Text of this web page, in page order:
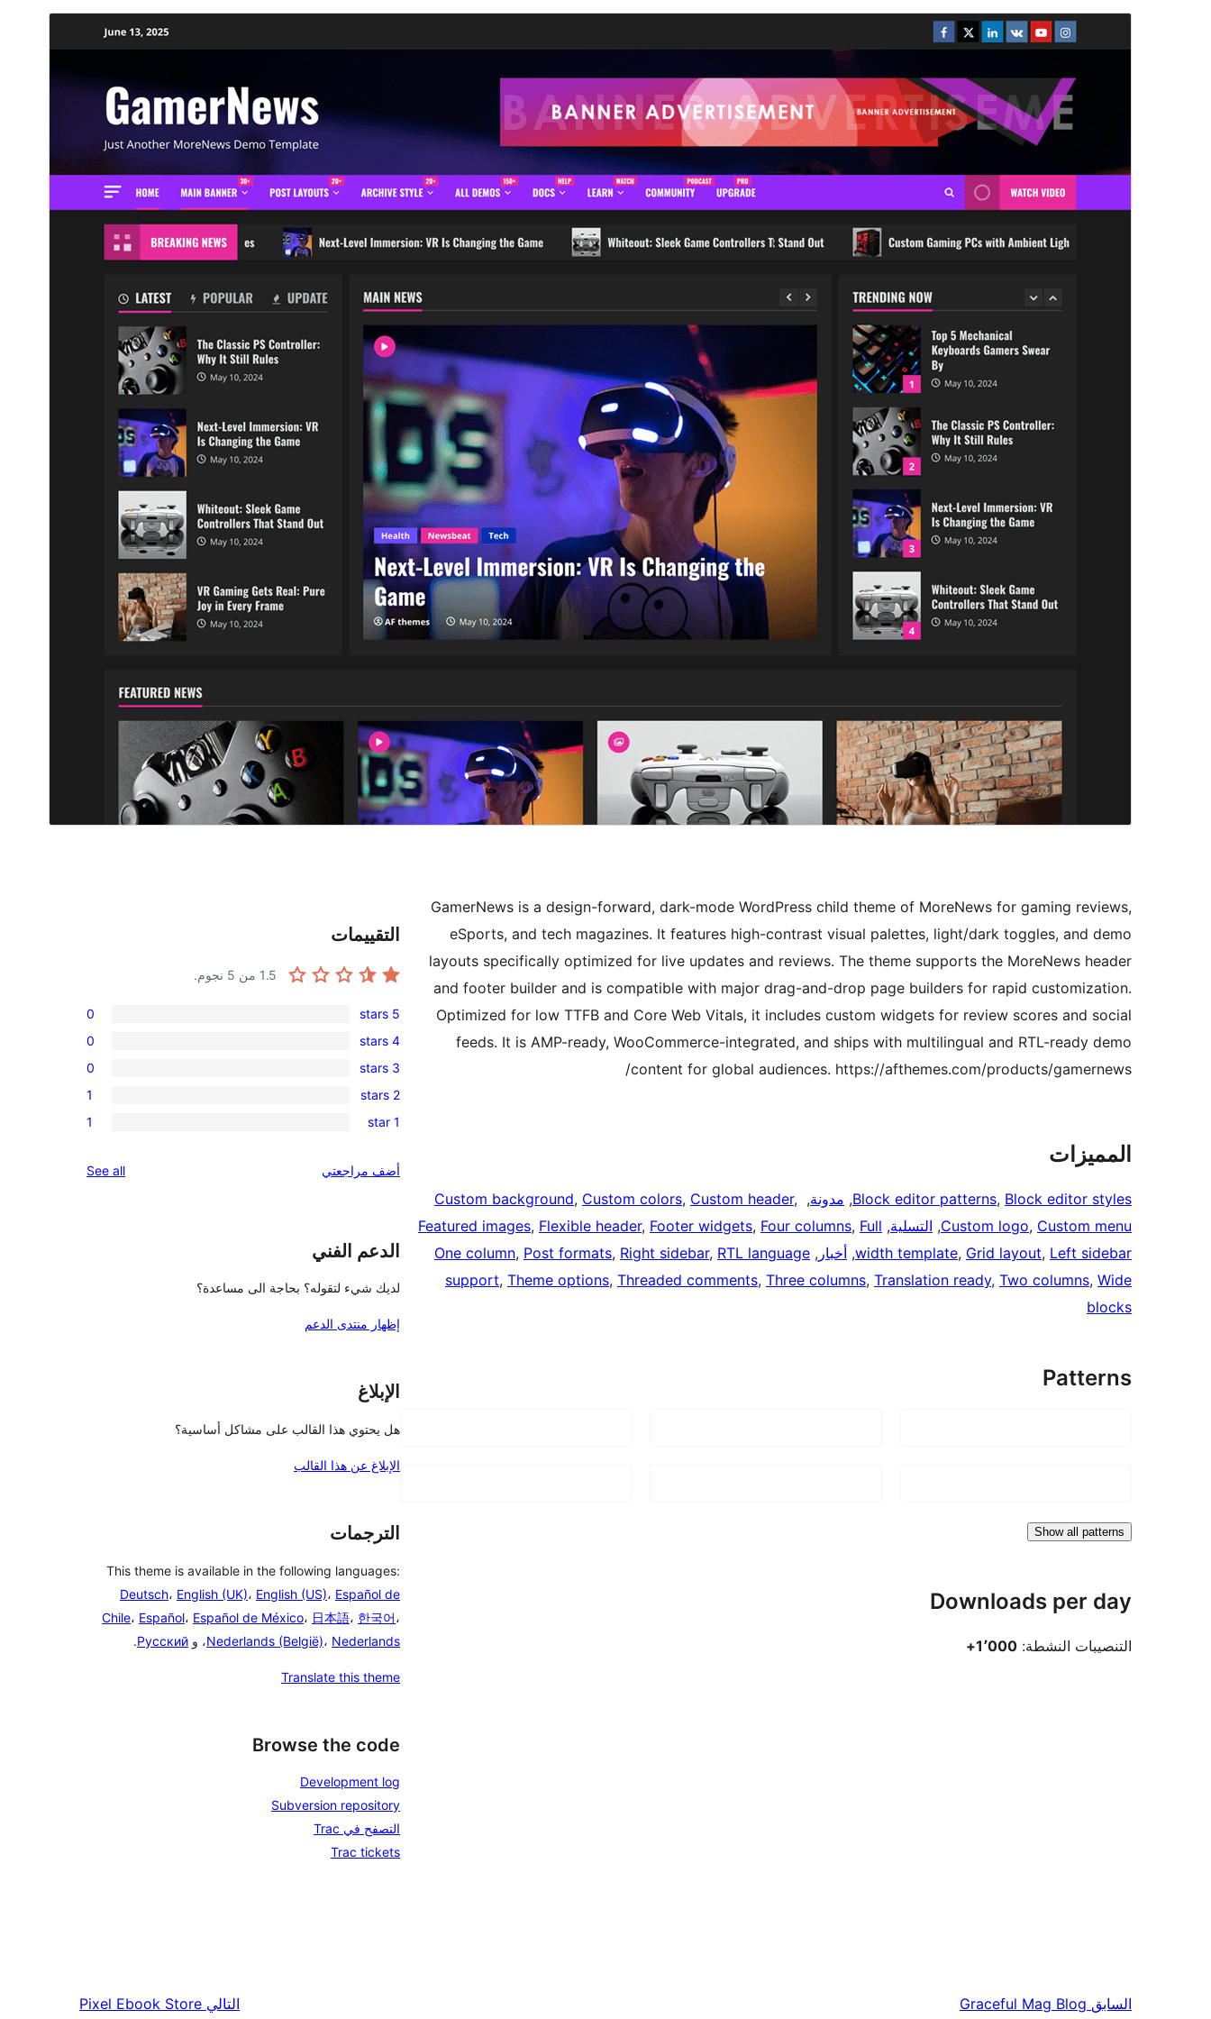
2.1.3
Active installations
1٬000+
WordPress version
4.0
5.0
Theme homepage
GamerNews is a design-forward, dark-mode WordPress child theme of MoreNews for gaming reviews,
eSports, and tech magazines. It features high-contrast visual palettes, light/dark toggles, and demo
layouts specifically optimized for live updates and reviews. The theme supports the MoreNews header
and footer builder and is compatible with major drag-and-drop page builders for rapid customization.
Optimized for low TTFB and Core Web Vitals, it includes custom widgets for review scores and social
feeds. It is AMP-ready, WooCommerce-integrated, and ships with multilingual and RTL-ready demo
content for global audiences. https://afthemes.com/products/gamernews/
المميزات
Block editor patterns, Block editor styles
, مدونة,
Custom background, Custom colors, Custom header
Custom logo, Custom menu
, التسلية,
Featured images, Flexible header, Footer widgets, Four columns, Full
width template, Grid layout, Left sidebar
, أخبار ,
One column, Post formats, Right sidebar, RTL language
support, Theme options, Threaded comments, Three columns, Translation ready, Two columns, Wide
blocks
Patterns
Show all patterns
Downloads per day
التنصيبات النشطة: 1٬000+
التقييمات
1.5 من 5 نجوم.
0
5-
star
reviews
5 stars
0
0
4-
star
reviews
4 stars
0
0
3-
star
3 stars
0
1
review
2 stars
1
1
star
1 star
1
أضف مراجعتي See all
الدعم الفني
لديك شيء لتقوله؟ بحاجة الى مساعدة؟
إظهار منتدى الدعم
الإبلاغ
هل يحتوي هذا القالب على مشاكل أساسية؟
الإبلاغ عن هذا القالب
الترجمات
This theme is available in the following languages:
Deutsch، English (UK)، English (US)، Español de
Chile، Español، Español de México، 日本語، 한국어،
Nederlands (België)، Nederlands ، و Русский
.
Translate this theme
Browse the code
Development log
Subversion repository
التصفح في Trac
Trac tickets
السابق Graceful Mag Blog التالي Pixel Ebook Store